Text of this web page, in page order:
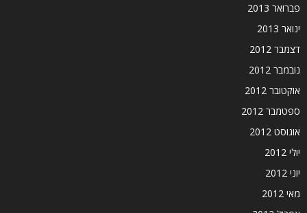
פברואר 2013
ינואר 2013
דצמבר 2012
נובמבר 2012
אוקטובר 2012
ספטמבר 2012
אוגוסט 2012
יולי 2012
יוני 2012
מאי 2012